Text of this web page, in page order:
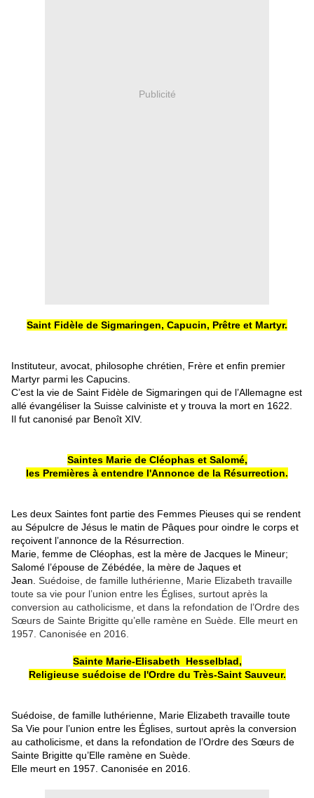
Publicité
Saint Fidèle de Sigmaringen, Capucin, Prêtre et Martyr.
Instituteur, avocat, philosophe chrétien, Frère et enfin premier
Martyr parmi les Capucins.
C’est la vie de Saint Fidèle de Sigmaringen qui de l’Allemagne est
allé évangéliser la Suisse calviniste et y trouva la mort en 1622.
Il fut canonisé par Benoît XIV.
Saintes Marie de Cléophas et Salomé,
les Premières à entendre l'Annonce de la Résurrection.
Les deux Saintes font partie des Femmes Pieuses qui se rendent
au Sépulcre de Jésus le matin de Pâques pour oindre le corps et
reçoivent l’annonce de la Résurrection.
Marie, femme de Cléophas, est la mère de Jacques le Mineur;
Salomé l’épouse de Zébédée, la mère de Jaques et
Jean. Suédoise, de famille luthérienne, Marie Elizabeth travaille
toute sa vie pour l’union entre les Églises, surtout après la
conversion au catholicisme, et dans la refondation de l’Ordre des
Sœurs de Sainte Brigitte qu’elle ramène en Suède. Elle meurt en
1957. Canonisée en 2016.
Sainte Marie-Elisabeth Hesselblad,
Religieuse suédoise de l'Ordre du Très-Saint Sauveur.
Suédoise, de famille luthérienne, Marie Elizabeth travaille toute
Sa Vie pour l’union entre les Églises, surtout après la conversion
au catholicisme, et dans la refondation de l’Ordre des Sœurs de
Sainte Brigitte qu’Elle ramène en Suède.
Elle meurt en 1957. Canonisée en 2016.